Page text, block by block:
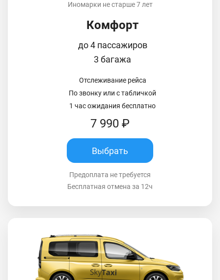
Иномарки не старше 7 лет
Комфорт
до 4 пассажиров
3 багажа
Отслеживание рейса
По звонку или с табличкой
1 час ожидания бесплатно
7 990 ₽
Выбрать
Предоплата не требуется
Бесплатная отмена за 12ч